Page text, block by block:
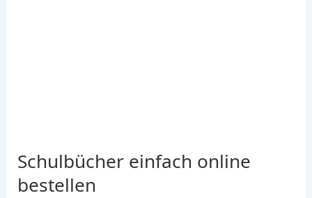
Schulbücher einfach online
bestellen